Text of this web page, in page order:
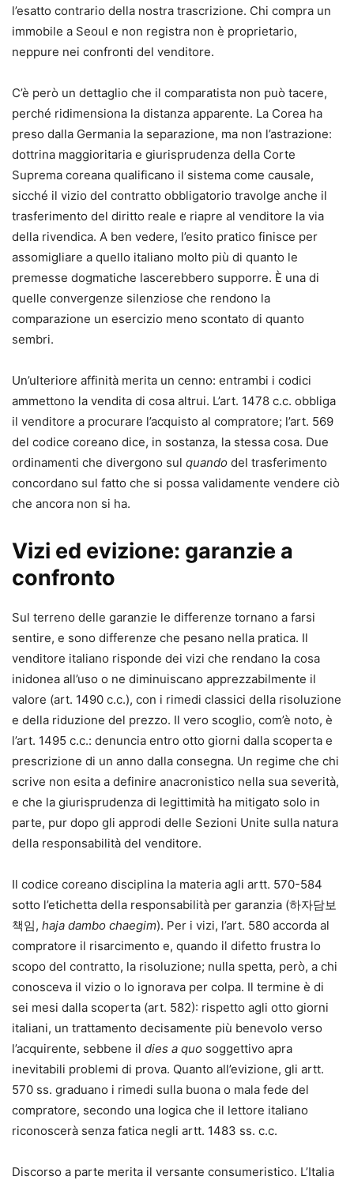
l’esatto contrario della nostra trascrizione. Chi compra un
immobile a Seoul e non registra non è proprietario,
neppure nei confronti del venditore.
C’è però un dettaglio che il comparatista non può tacere,
perché ridimensiona la distanza apparente. La Corea ha
preso dalla Germania la separazione, ma non l’astrazione:
dottrina maggioritaria e giurisprudenza della Corte
Suprema coreana qualificano il sistema come causale,
sicché il vizio del contratto obbligatorio travolge anche il
trasferimento del diritto reale e riapre al venditore la via
della rivendica. A ben vedere, l’esito pratico finisce per
assomigliare a quello italiano molto più di quanto le
premesse dogmatiche lascerebbero supporre. È una di
quelle convergenze silenziose che rendono la
comparazione un esercizio meno scontato di quanto
sembri.
Un’ulteriore affinità merita un cenno: entrambi i codici
ammettono la vendita di cosa altrui. L’art. 1478 c.c. obbliga
il venditore a procurare l’acquisto al compratore; l’art. 569
del codice coreano dice, in sostanza, la stessa cosa. Due
ordinamenti che divergono sul quando del trasferimento
concordano sul fatto che si possa validamente vendere ciò
che ancora non si ha.
Vizi ed evizione: garanzie a
confronto
Sul terreno delle garanzie le differenze tornano a farsi
sentire, e sono differenze che pesano nella pratica. Il
venditore italiano risponde dei vizi che rendano la cosa
inidonea all’uso o ne diminuiscano apprezzabilmente il
valore (art. 1490 c.c.), con i rimedi classici della risoluzione
e della riduzione del prezzo. Il vero scoglio, com’è noto, è
l’art. 1495 c.c.: denuncia entro otto giorni dalla scoperta e
prescrizione di un anno dalla consegna. Un regime che chi
scrive non esita a definire anacronistico nella sua severità,
e che la giurisprudenza di legittimità ha mitigato solo in
parte, pur dopo gli approdi delle Sezioni Unite sulla natura
della responsabilità del venditore.
Il codice coreano disciplina la materia agli artt. 570-584
sotto l’etichetta della responsabilità per garanzia (하자담보
책임, haja dambo chaegim). Per i vizi, l’art. 580 accorda al
compratore il risarcimento e, quando il difetto frustra lo
scopo del contratto, la risoluzione; nulla spetta, però, a chi
conosceva il vizio o lo ignorava per colpa. Il termine è di
sei mesi dalla scoperta (art. 582): rispetto agli otto giorni
italiani, un trattamento decisamente più benevolo verso
l’acquirente, sebbene il dies a quo soggettivo apra
inevitabili problemi di prova. Quanto all’evizione, gli artt.
570 ss. graduano i rimedi sulla buona o mala fede del
compratore, secondo una logica che il lettore italiano
riconoscerà senza fatica negli artt. 1483 ss. c.c.
Discorso a parte merita il versante consumeristico. L’Italia